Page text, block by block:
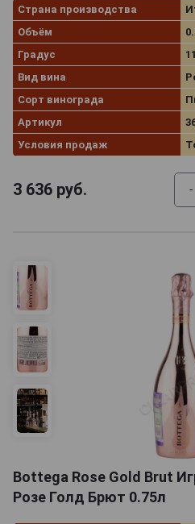
Страна производства
Объём
Градус
Вид вина
Сорт винограда
Артикул
Условия продаж
3 636 руб. -
Bottega Rose Gold Brut
Розе Голд Брют 0.75л